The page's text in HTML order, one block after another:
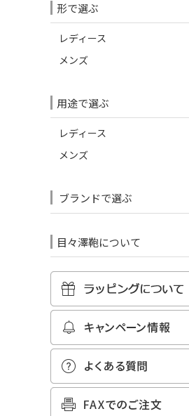
形で選ぶ
レディース
メンズ
用途で選ぶ
レディース
メンズ
ブランドで選ぶ
目々澤鞄について